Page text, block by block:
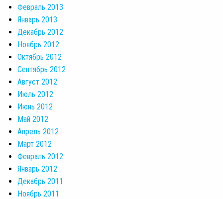
Февраль 2013
Январь 2013
Декабрь 2012
Ноябрь 2012
Октябрь 2012
Сентябрь 2012
Август 2012
Июль 2012
Июнь 2012
Май 2012
Апрель 2012
Март 2012
Февраль 2012
Январь 2012
Декабрь 2011
Ноябрь 2011